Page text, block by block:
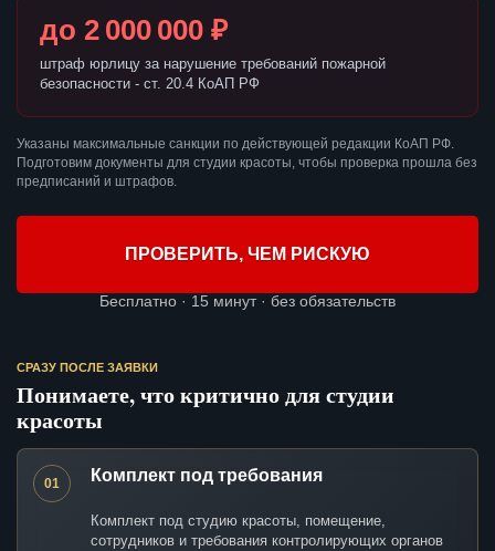
до 2 000 000 ₽
штраф юрлицу за нарушение требований пожарной
безопасности - ст. 20.4 КоАП РФ
Указаны максимальные санкции по действующей редакции КоАП РФ.
Подготовим документы для студии красоты, чтобы проверка прошла без
предписаний и штрафов.
ПРОВЕРИТЬ, ЧЕМ РИСКУЮ
Бесплатно · 15 минут · без обязательств
СРАЗУ ПОСЛЕ ЗАЯВКИ
Понимаете, что критично для студии
красоты
01 Комплект под требования
Комплект под студию красоты, помещение,
сотрудников и требования контролирующих органов